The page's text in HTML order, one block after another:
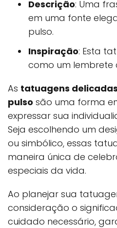
Descrição: Uma
em uma fonte
pulso.
Inspiração: Esta
como um lembrete
As tatuagens
pulso são uma forma
expressar sua
Seja escolhendo um
ou simbólico, essas
maneira única de
especiais da vida.
Ao planejar sua
consideração o
cuidado necessário,